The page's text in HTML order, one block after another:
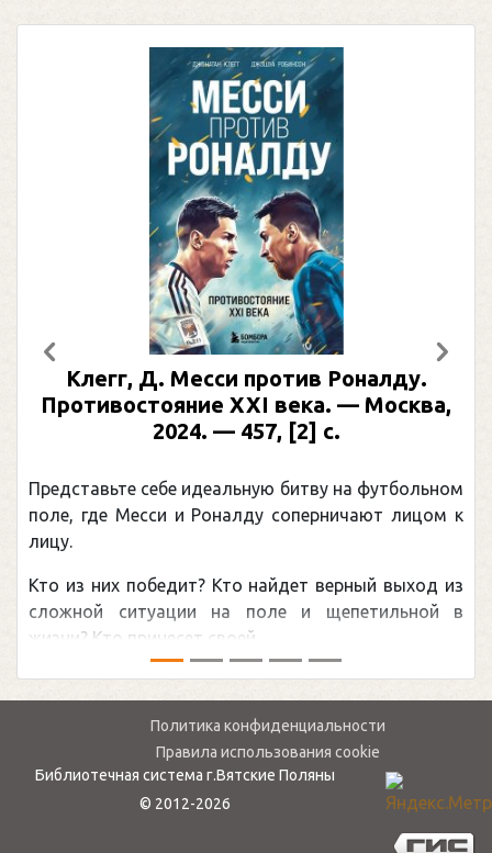
Клегг, Д. Месси против Роналду.
Противостояние XXI века. — Москва,
2024. — 457, [2] с.
Представьте себе идеальную битву на футбольном
поле, где Месси и Роналду соперничают лицом к
лицу.
Кто из них победит? Кто найдет верный выход из
сложной ситуации на поле и щепетильной в
жизни? Кто принесет своей ...
Предыдущий
Политика конфиденциальности
Правила использования cookie
Библиотечная система г.Вятские Поляны
© 2012-2026